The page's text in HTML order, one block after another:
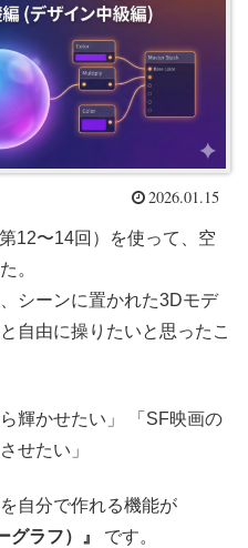
2026.01.15
12〜14回）を使って、空
。
シーンに置かれた3Dモデ
自由に操りたいと思ったこ
輝かせたい」 「SF映画の
せたい」
自分で作れる機能が
グラフ）』
です。